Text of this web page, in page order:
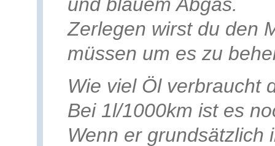
Zerlegen wirst du den
müssen um es zu
Wie viel Öl verbraucht
Bei 1l/1000km ist es
Wenn er grundsätzlich